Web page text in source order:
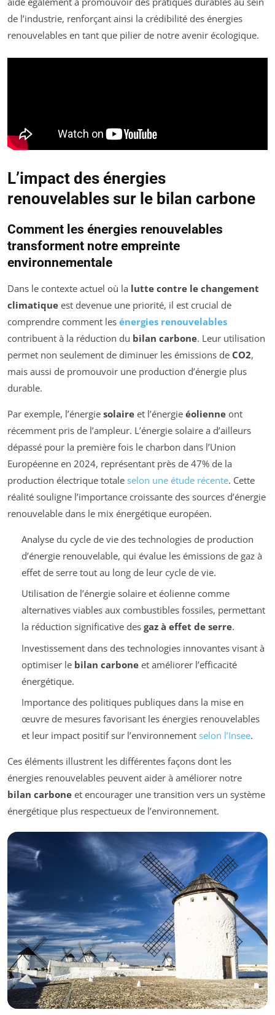
de l’industrie, renforçant ainsi la crédibilité des énergies
renouvelables en tant que pilier de notre avenir écologique.
L’impact des énergies
renouvelables sur le bilan carbone
Comment les énergies renouvelables
transforment notre empreinte
environnementale
Dans le contexte actuel où la lutte contre le changement
climatique est devenue une priorité, il est crucial de
comprendre comment les énergies renouvelables
contribuent à la réduction du bilan carbone. Leur utilisation
permet non seulement de diminuer les émissions de CO2,
mais aussi de promouvoir une production d’énergie plus
durable.
Par exemple, l’énergie solaire et l’énergie éolienne ont
récemment pris de l’ampleur. L’énergie solaire a d’ailleurs
dépassé pour la première fois le charbon dans l’Union
Européenne en 2024, représentant près de 47% de la
production électrique totale selon une étude récente. Cette
réalité souligne l’importance croissante des sources d’énergie
renouvelable dans le mix énergétique européen.
Analyse du cycle de vie des technologies de production
d’énergie renouvelable, qui évalue les émissions de gaz à
effet de serre tout au long de leur cycle de vie.
Utilisation de l’énergie solaire et éolienne comme
alternatives viables aux combustibles fossiles, permettant
la réduction significative des gaz à effet de serre.
Investissement dans des technologies innovantes visant à
optimiser le bilan carboneet améliorer l’efficacité
énergétique.
Importance des politiques publiques dans la mise en
œuvre de mesures favorisant les énergies renouvelables
et leur impact positif sur l’environnement selon l’Insee.
Ces éléments illustrent les différentes façons dont les
énergies renouvelables peuvent aider à améliorer notre
bilan carbone et encourager une transition vers un système
énergétique plus respectueux de l’environnement.